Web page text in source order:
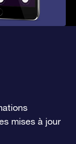
mises à jour